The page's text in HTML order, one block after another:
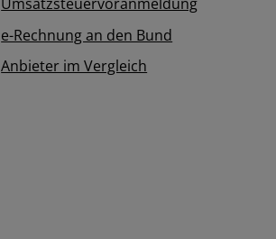
e-Rechnung an den Bund
Anbieter im Vergleich